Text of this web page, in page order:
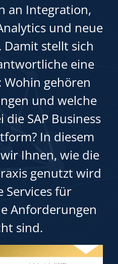
an Integration,
und neue
stellt sich
eine
Wohin gehören
und welche
die SAP Business
In diesem
Ihnen, wie die
genutzt wird
Services für
Anforderungen
sind.